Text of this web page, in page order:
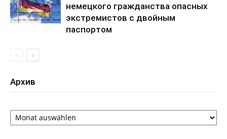
немецкого гражданства опасных
экстремистов с двойным
паспортом
Архив
Архив